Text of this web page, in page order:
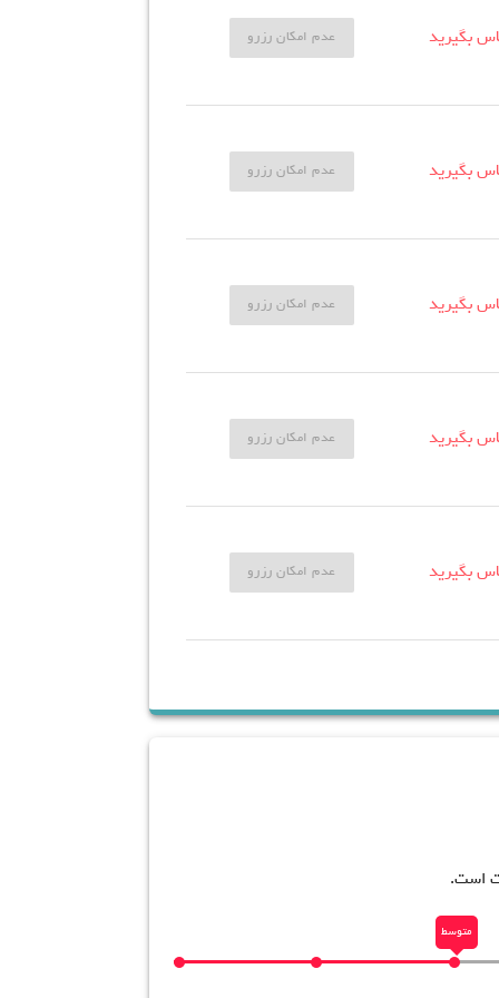
بگیرید عدم امکان رزرو
بگیرید عدم امکان رزرو
بگیرید عدم امکان رزرو
بگیرید عدم امکان رزرو
بگیرید عدم امکان رزرو
است.
متوسط